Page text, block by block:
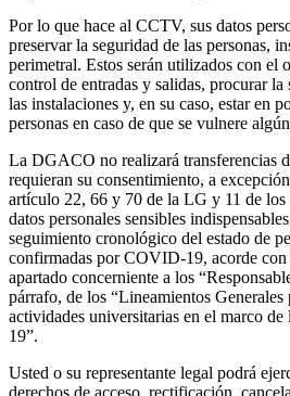
Por lo que hace al CCTV, sus datos
preservar la seguridad de las personas,
perimetral. Estos serán utilizados con el
control de entradas y salidas, procurar la
las instalaciones y, en su caso, estar en
personas en caso de que se vulnere
La DGACO no realizará transferencias
requieran su consentimiento, a
artículo 22, 66 y 70 de la LG y 11 de
datos personales sensibles
seguimiento cronológico del estado de
confirmadas por COVID-19, acorde
apartado concerniente a los
párrafo, de los “Lineamientos Generales
actividades universitarias en el marco
19”.
Usted o su representante legal podrá